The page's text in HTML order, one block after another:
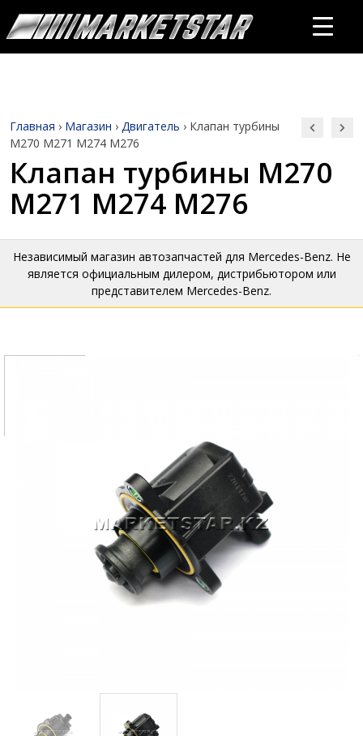
Главная › Магазин › Двигатель › Клапан турбины
M270 M271 M274 M276
Клапан турбины M270
M271 M274 M276
Независимый магазин автозапчастей для Mercedes-Benz. Не
является официальным дилером, дистрибьютором или
представителем Mercedes-Benz.